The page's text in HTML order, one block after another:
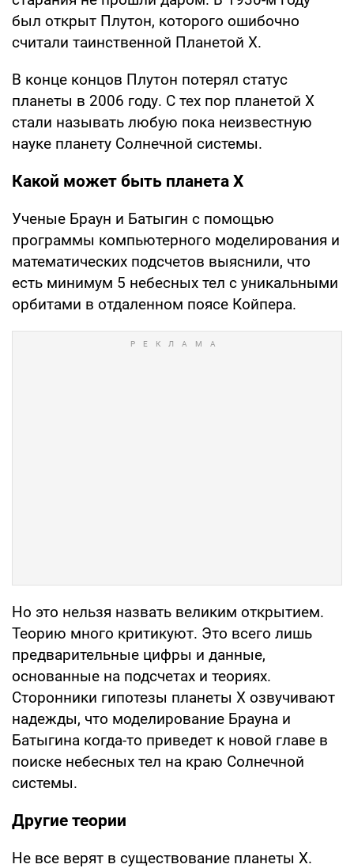
был открыт Плутон, которого ошибочно
считали таинственной Планетой X.
В конце концов Плутон потерял статус
планеты в 2006 году. С тех пор планетой Х
стали называть любую пока неизвестную
науке планету Солнечной системы.
Какой может быть планета Х
Ученые Браун и Батыгин с помощью
программы компьютерного моделирования и
математических подсчетов выяснили, что
есть минимум 5 небесных тел с уникальными
орбитами в отдаленном поясе Койпера.
Но это нельзя назвать великим открытием.
Теорию много критикуют. Это всего лишь
предварительные цифры и данные,
основанные на подсчетах и теориях.
Сторонники гипотезы планеты Х озвучивают
надежды, что моделирование Брауна и
Батыгина когда-то приведет к новой главе в
поиске небесных тел на краю Солнечной
системы.
Другие теории
Не все верят в существование планеты Х.